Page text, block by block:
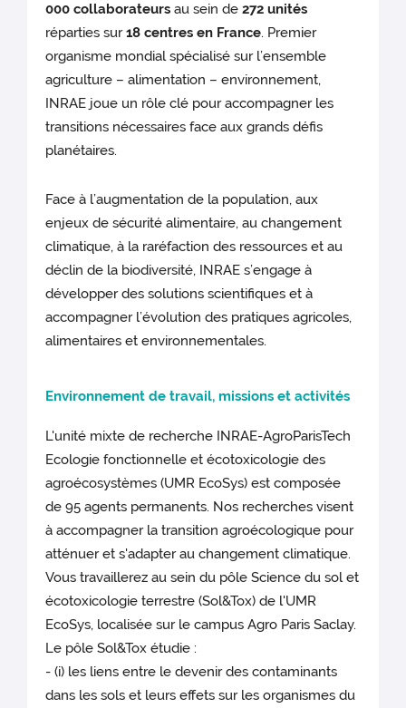
000 collaborateurs au sein de272 unités
réparties sur18 centres en France. Premier
organisme mondial spécialisé sur l’ensemble
agriculture – alimentation – environnement,
INRAE joue un rôle clé pour accompagner les
transitions nécessaires face aux grands défis
planétaires.
Face à l’augmentation de la population, aux
enjeux de sécurité alimentaire, au changement
climatique, à la raréfaction des ressources et au
déclin de la biodiversité, INRAE s’engage à
développer des solutions scientifiques et à
accompagner l’évolution des pratiques agricoles,
alimentaires et environnementales.
Environnement de travail, missions et activités
L'unité mixte de recherche INRAE-AgroParisTech
Ecologie fonctionnelle et écotoxicologie des
agroécosystèmes (UMR EcoSys) est composée
de 95 agents permanents. Nos recherches visent
à accompagner la transition agroécologique pour
atténuer et s'adapter au changement climatique.
Vous travaillerez au sein du pôle Science du sol et
écotoxicologie terrestre (Sol&Tox) de l'UMR
EcoSys, localisée sur le campus Agro Paris Saclay.
Le pôle Sol&Tox étudie :
- (i) les liens entre le devenir des contaminants
dans les sols et leurs effets sur les organismes du